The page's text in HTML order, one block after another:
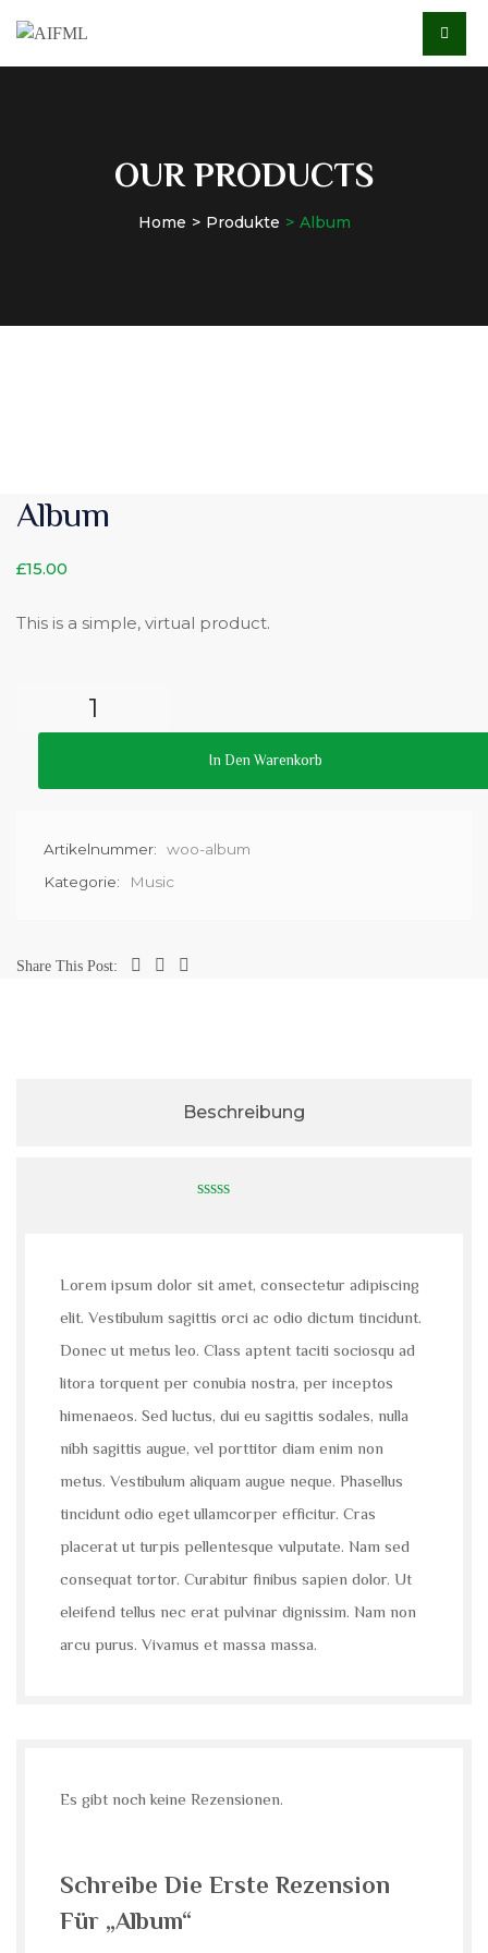
OUR PRODUCTS
Home Produkte Album
Album
£15.00
This is a simple, virtual product.
In Den Warenkorb
Artikelnummer:
woo-album
Kategorie:
Music
Share This Post:
Beschreibung
Lorem ipsum dolor sit amet, consectetur adipiscing
elit. Vestibulum sagittis orci ac odio dictum tincidunt.
Donec ut metus leo. Class aptent taciti sociosqu ad
litora torquent per conubia nostra, per inceptos
himenaeos. Sed luctus, dui eu sagittis sodales, nulla
nibh sagittis augue, vel porttitor diam enim non
metus. Vestibulum aliquam augue neque. Phasellus
tincidunt odio eget ullamcorper efficitur. Cras
placerat ut turpis pellentesque vulputate. Nam sed
consequat tortor. Curabitur finibus sapien dolor. Ut
eleifend tellus nec erat pulvinar dignissim. Nam non
arcu purus. Vivamus et massa massa.
Es gibt noch keine Rezensionen.
Schreibe Die Erste Rezension
Für „Album“